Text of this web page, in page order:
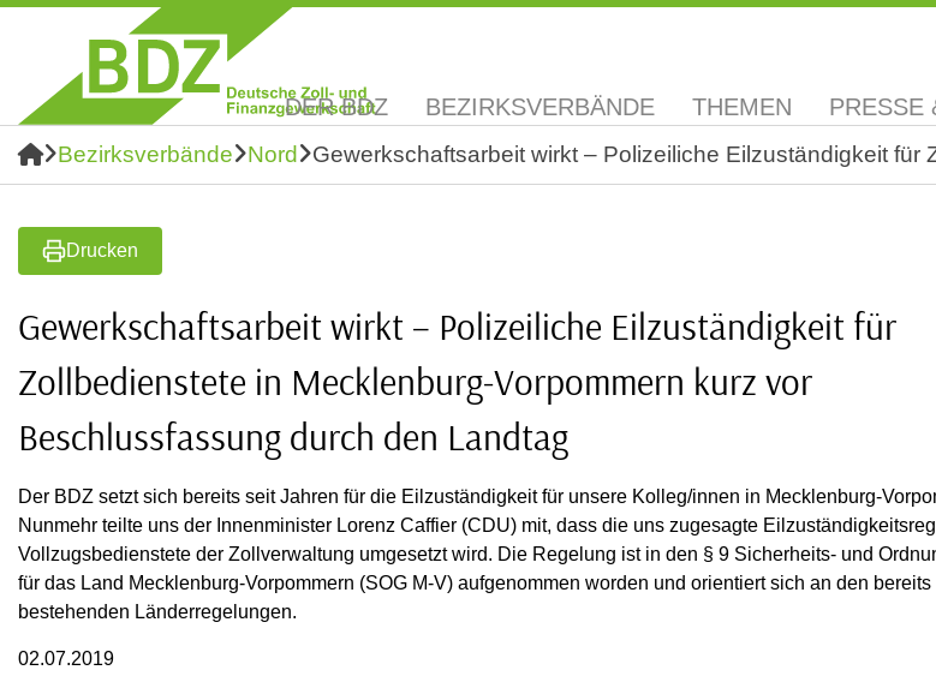
DER BDZ BEZIRKSVERBÄNDE THEMEN PRESSE
Bezirksverbände Nord Gewerkschaftsarbeit wirkt – Polizeiliche Eilzuständigkeit
Drucken
Gewerkschaftsarbeit wirkt – Polizeiliche Eilzuständigkeit für
Zollbedienstete in Mecklenburg-Vorpommern kurz vor
Beschlussfassung durch den Landtag
Der BDZ setzt sich bereits seit Jahren für die Eilzuständigkeit für unsere Kolleg/innen in Mecklenburg-
Nunmehr teilte uns der Innenminister Lorenz Caffier (CDU) mit, dass die uns zugesagte
Vollzugsbedienstete der Zollverwaltung umgesetzt wird. Die Regelung ist in den § 9 Sicherheits- und
für das Land Mecklenburg-Vorpommern (SOG M-V) aufgenommen worden und orientiert sich an den bereits
bestehenden Länderregelungen.
02.07.2019